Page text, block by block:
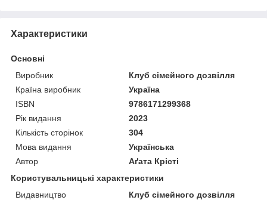
Характеристики
Основні
Виробник
Клуб сімейного дозвілля
Країна виробник
Україна
ISBN
9786171299368
Рік видання
2023
Кількість сторінок
304
Мова видання
Українська
Автор
Аґата Крісті
Користувальницькі характеристики
Видавництво
Клуб сімейного дозвілля